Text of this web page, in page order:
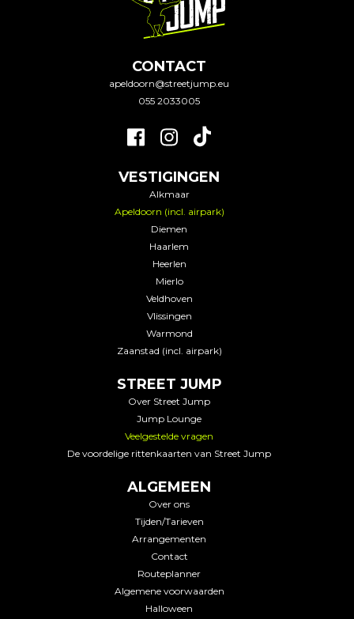
CONTACT
apeldoorn@streetjump.eu
055 2033005
VESTIGINGEN
Alkmaar
Apeldoorn (incl. airpark)
Diemen
Haarlem
Heerlen
Mierlo
Veldhoven
Vlissingen
Warmond
Zaanstad (incl. airpark)
STREET JUMP
Over Street Jump
Jump Lounge
Veelgestelde vragen
De voordelige rittenkaarten van Street Jump
ALGEMEEN
Over ons
Tijden/Tarieven
Arrangementen
Contact
Routeplanner
Algemene voorwaarden
Halloween